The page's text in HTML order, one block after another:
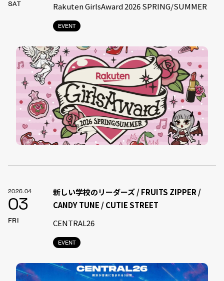
SAT
EVENT
Rakuten GirlsAward 2026 SPRING/SUMMER
2026.04
03
FRI
EVENT
新しい学校のリーダーズ / FRUITS ZIPPER /
CANDY TUNE / CUTIE STREET
CENTRAL26